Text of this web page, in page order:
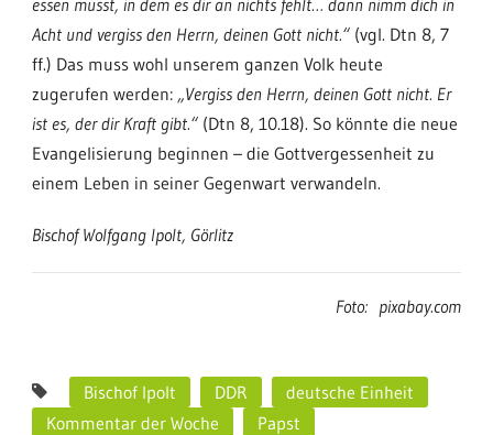
Acht und vergiss den Herrn, deinen Gott nicht.“ (vgl. Dtn 8, 7
ff.) Das muss wohl unserem ganzen Volk heute
zugerufen werden: „Vergiss den Herrn, deinen Gott nicht. Er
ist es, der dir Kraft gibt.“ (Dtn 8, 10.18). So könnte die neue
Evangelisierung beginnen – die Gottvergessenheit zu
einem Leben in seiner Gegenwart verwandeln.
Bischof Wolfgang Ipolt, Görlitz
Foto: pixabay.com
Bischof Ipolt DDR
deutsche Einheit
Kommentar der Woche
Papst